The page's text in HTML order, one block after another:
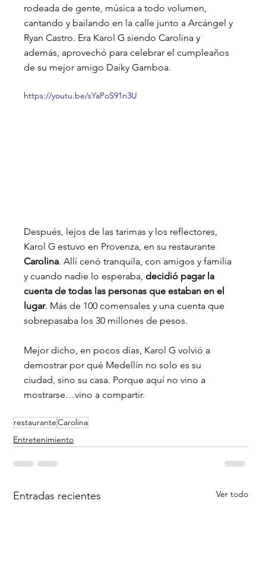
rodeada de gente, música a todo volumen,
cantando y bailando en la calle junto a Arcángel y
Ryan Castro. Era Karol G siendo Carolina y
además, aprovechó para celebrar el cumpleaños
de su mejor amigo Daiky Gamboa.
https://youtu.be/sYaPoS91n3U
Después, lejos de las tarimas y los reflectores,
Karol G estuvo en Provenza, en su restaurante
Carolina. Allí cenó tranquila, con amigos y familia
y cuando nadie lo esperaba, decidió pagar la
cuenta de todas las personas que estaban en el
lugar. Más de 100 comensales y una cuenta que
sobrepasaba los 30 millones de pesos.
Mejor dicho, en pocos días, Karol G volvió a
demostrar por qué Medellín no solo es su
ciudad, sino su casa. Porque aquí no vino a
mostrarse…vino a compartir.
restauranteCarolina
Entretenimiento
Entradas recientes Ver todo